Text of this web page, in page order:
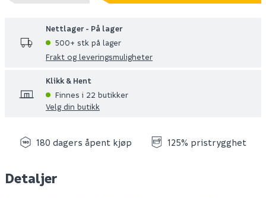
Nettlager - På lager
500+ stk på lager
Frakt og leveringsmuligheter
Klikk & Hent
Finnes i 22 butikker
Velg din butikk
180 dagers åpent kjøp 125% pristrygghet
Detaljer